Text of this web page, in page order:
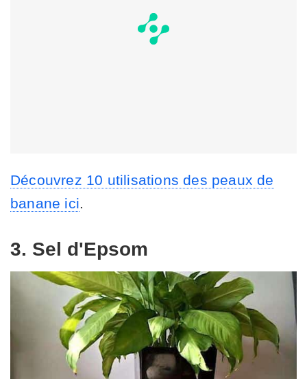
Découvrez 10 utilisations des peaux de
banane ici.
3. Sel d'Epsom